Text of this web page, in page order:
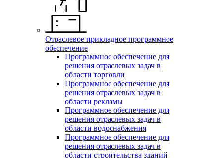
Отраслевое прикладное программное
обеспечение
Программное обеспечение для
решения отраслевых задач в
области торговли
Программное обеспечение для
решения отраслевых задач в
области рекламы
Программное обеспечение для
решения отраслевых задач в
области водоснабжения
Программное обеспечение для
решения отраслевых задач в
области строительства зданий